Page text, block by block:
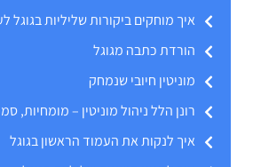
איך מוחקים ביקורות שליליות בגוגל
הורדת כתבה מגוגל
מוניטין חיובי שנמחק
רונן הלל ניהול מוניטין – מומחיות,
איך לנקות את העמוד הראשון בגוגל